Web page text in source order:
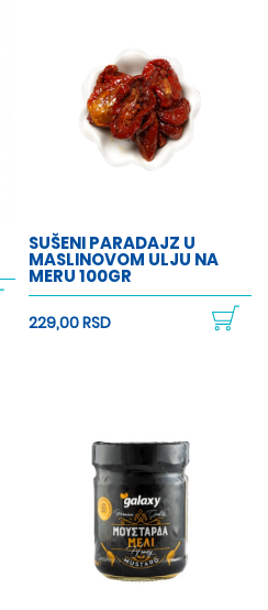
SUŠENI PARADAJZ U
MASLINOVOM ULJU NA
MERU 100GR
229,00 RSD